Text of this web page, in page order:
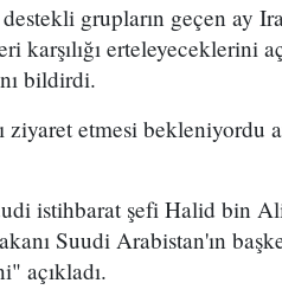
grupların geçen ay
karşılığı erteleyeceklerini
bildirdi.
etmesi bekleniyordu
istihbarat şefi Halid bin
Suudi Arabistan'ın
açıkladı.